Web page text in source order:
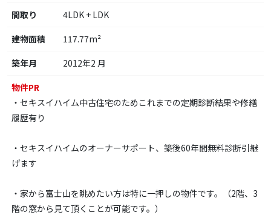
間取り
4LDK + LDK
建物面積
117.77m²
築年月
2012年2 月
物件PR
・セキスイハイム中古住宅のためこれまでの定期診断結果や修繕
履歴有り
・セキスイハイムのオーナーサポート、築後60年間無料診断引継
げます
・家から富士山を眺めたい方は特に一押しの物件です。（2階、3
階の窓から見て頂くことが可能です。）